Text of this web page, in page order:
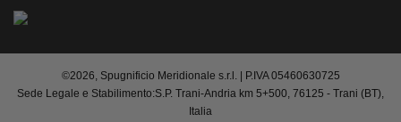
©2026, Spugnificio Meridionale s.r.l. | P.IVA 05460630725
Sede Legale e Stabilimento:S.P. Trani-Andria km 5+500, 76125 - Trani (BT),
Italia